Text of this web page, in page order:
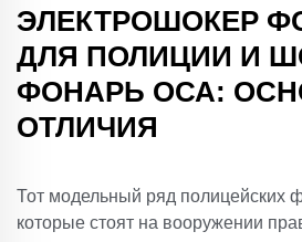
ЭЛЕКТРОШОКЕР
ДЛЯ ПОЛИЦИИ И
ФОНАРЬ ОСА:
ОТЛИЧИЯ
Тот модельный ряд полицейских
которые стоят на вооружении